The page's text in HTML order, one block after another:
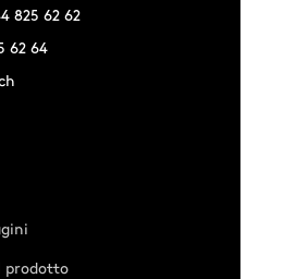
825 62 62
62 64
prodotto